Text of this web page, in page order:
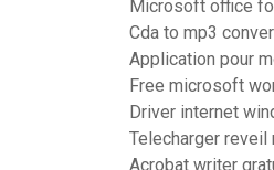
Microsoft office
Cda to mp3
Application pour
Free microsoft
Driver internet
Telecharger
Acrobat writer